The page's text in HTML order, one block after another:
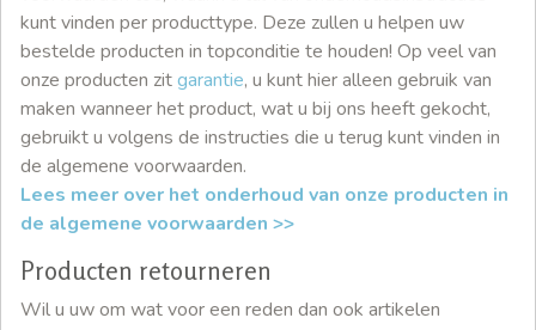
kunt vinden per producttype. Deze zullen u helpen uw
bestelde producten in topconditie te houden! Op veel van
onze producten zitgarantie, u kunt hier alleen gebruik van
maken wanneer het product, wat u bij ons heeft gekocht,
gebruikt u volgens de instructies die u terug kunt vinden in
de algemene voorwaarden.
Lees meer over het onderhoud van onze producten in
de algemene voorwaarden >>
Producten retourneren
Wil u uw om wat voor een reden dan ook artikelen